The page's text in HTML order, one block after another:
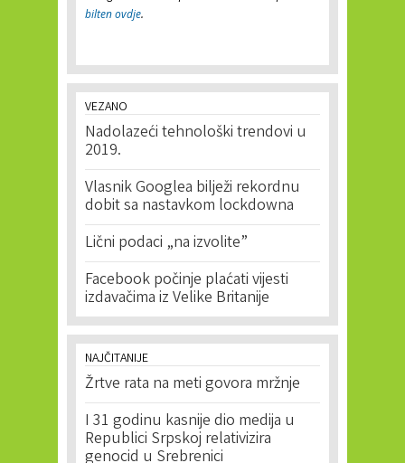
bilten ovdje.
VEZANO
Nadolazeći tehnološki trendovi u
2019.
Vlasnik Googlea bilježi rekordnu
dobit sa nastavkom lockdowna
Lični podaci „na izvolite”
Facebook počinje plaćati vijesti
izdavačima iz Velike Britanije
NAJČITANIJE
Žrtve rata na meti govora mržnje
I 31 godinu kasnije dio medija u
Republici Srpskoj relativizira
genocid u Srebrenici